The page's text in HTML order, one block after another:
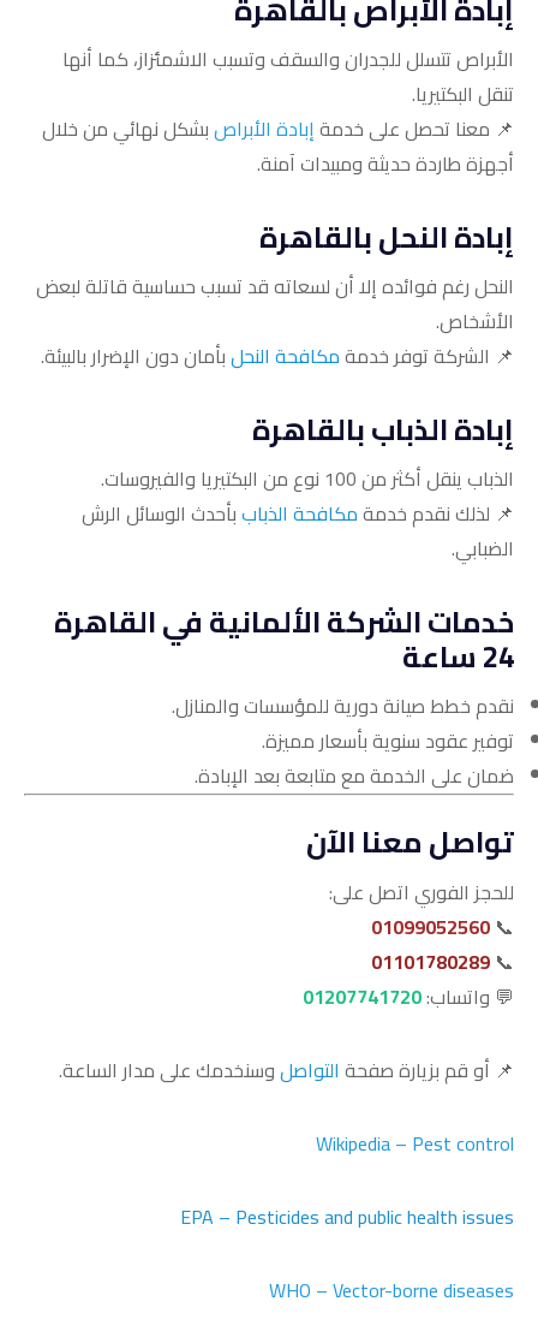
الأبراص تتسلل للجدران والسقف وتسبب الاشمئزاز، كما أنها
تنقل البكتيريا.
📌 معنا تحصل على خدمةإبادة الأبراصبشكل نهائي من خلال
أجهزة طاردة حديثة ومبيدات آمنة.
إبادة النحل بالقاهرة
النحل رغم فوائده إلا أن لسعاته قد تسبب حساسية قاتلة لبعض
الأشخاص.
📌 الشركة توفر خدمةمكافحة النحلبأمان دون الإضرار بالبيئة.
إبادة الذباب بالقاهرة
الذباب ينقل أكثر من 100 نوع من البكتيريا والفيروسات.
📌 لذلك نقدم خدمةمكافحة الذباببأحدث الوسائل الرش
الضبابي.
خدمات الشركة الألمانية في القاهرة
24 ساعة
نقدم خطط صيانة دورية للمؤسسات والمنازل.
توفير عقود سنوية بأسعار مميزة.
ضمان على الخدمة مع متابعة بعد الإبادة.
تواصل معنا الآن
للحجز الفوري اتصل على:
📞
01099052560
📞
01101780289
💬 واتساب:01207741720
📌 أو قم بزيارة صفحة التواصلوسنخدمك على مدار الساعة.
Wikipedia – Pest control
EPA – Pesticides and public health issues
WHO – Vector-borne diseases